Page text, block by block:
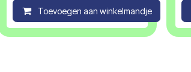
CompareToevoegen aan winkelmandje